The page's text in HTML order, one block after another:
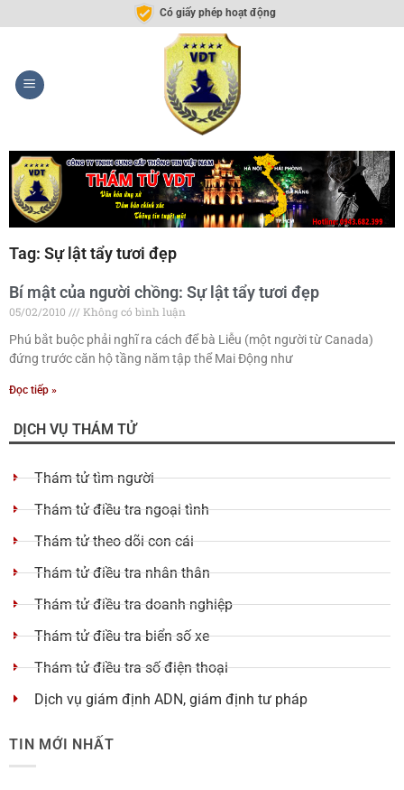
Có giấy phép hoạt động
Tag: Sự lật tẩy tươi đẹp
Bí mật của người chồng: Sự lật tẩy tươi đẹp
05/02/2010
Không có bình luận
Phú bắt buộc phải nghĩ ra cách để bà Liễu (một người từ Canada)
đứng trước căn hộ tầng năm tập thể Mai Động như
Đọc tiếp »
DỊCH VỤ THÁM TỬ
Thám tử tìm người
Thám tử điều tra ngoại tình
Thám tử theo dõi con cái
Thám tử điều tra nhân thân
Thám tử điều tra doanh nghiệp
Thám tử điều tra biển số xe
Thám tử điều tra số điện thoại
Dịch vụ giám định ADN, giám định tư pháp
TIN MỚI NHẤT